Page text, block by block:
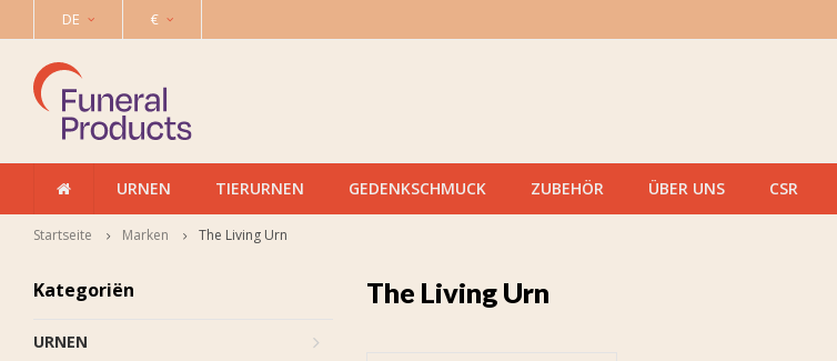
DE €
URNEN TIERURNEN GEDENKSCHMUCK ZUBEHÖR ÜBER UNS CSR
Startseite Marken The Living Urn
Kategoriën
URNEN
The Living Urn